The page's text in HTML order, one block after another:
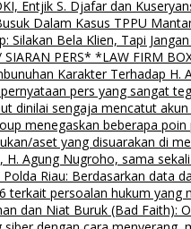
Entjik S. Djafar dan
Dalam Kasus TPPU
Silakan Bela Klien, Tapi
SIARAN PERS* *LAW FIRM
Karakter Terhadap H.
pers yang sangat
dinilai sengaja mencatut
menegaskan beberapa
aset yang disuarakan di
H. Agung Nugroho, sama
Riau: Berdasarkan data
terkait persoalan hukum
dan Niat Buruk (Bad